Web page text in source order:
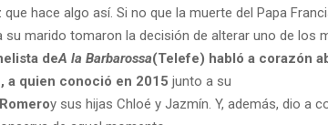
hace algo así. Si no que la muerte del Papa
su marido tomaron la decisión de alterar uno de los
deA la Barbarossa(Telefe) habló a corazón
a quien conoció en 2015 junto a su
Romeroy sus hijas Chloé y Jazmín. Y, además, dio a